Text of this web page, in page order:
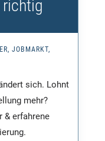
, JOBMARKT,
sich. Lohnt
mehr?
& erfahrene